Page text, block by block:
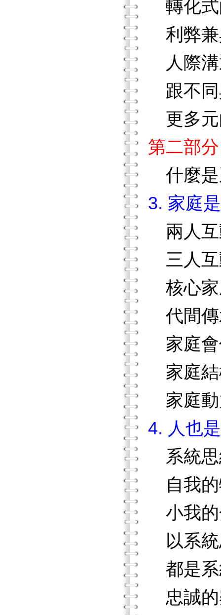
轉化式
利弊兼
人際溝
跟不同
更多元
第二部
什麼是
3. 家庭
兩人互
三人互
核心家
代間傳
家庭會
家庭結
家庭動
4. 人也
系統思
自我的
小我的
以系統
都是系
忠誠的